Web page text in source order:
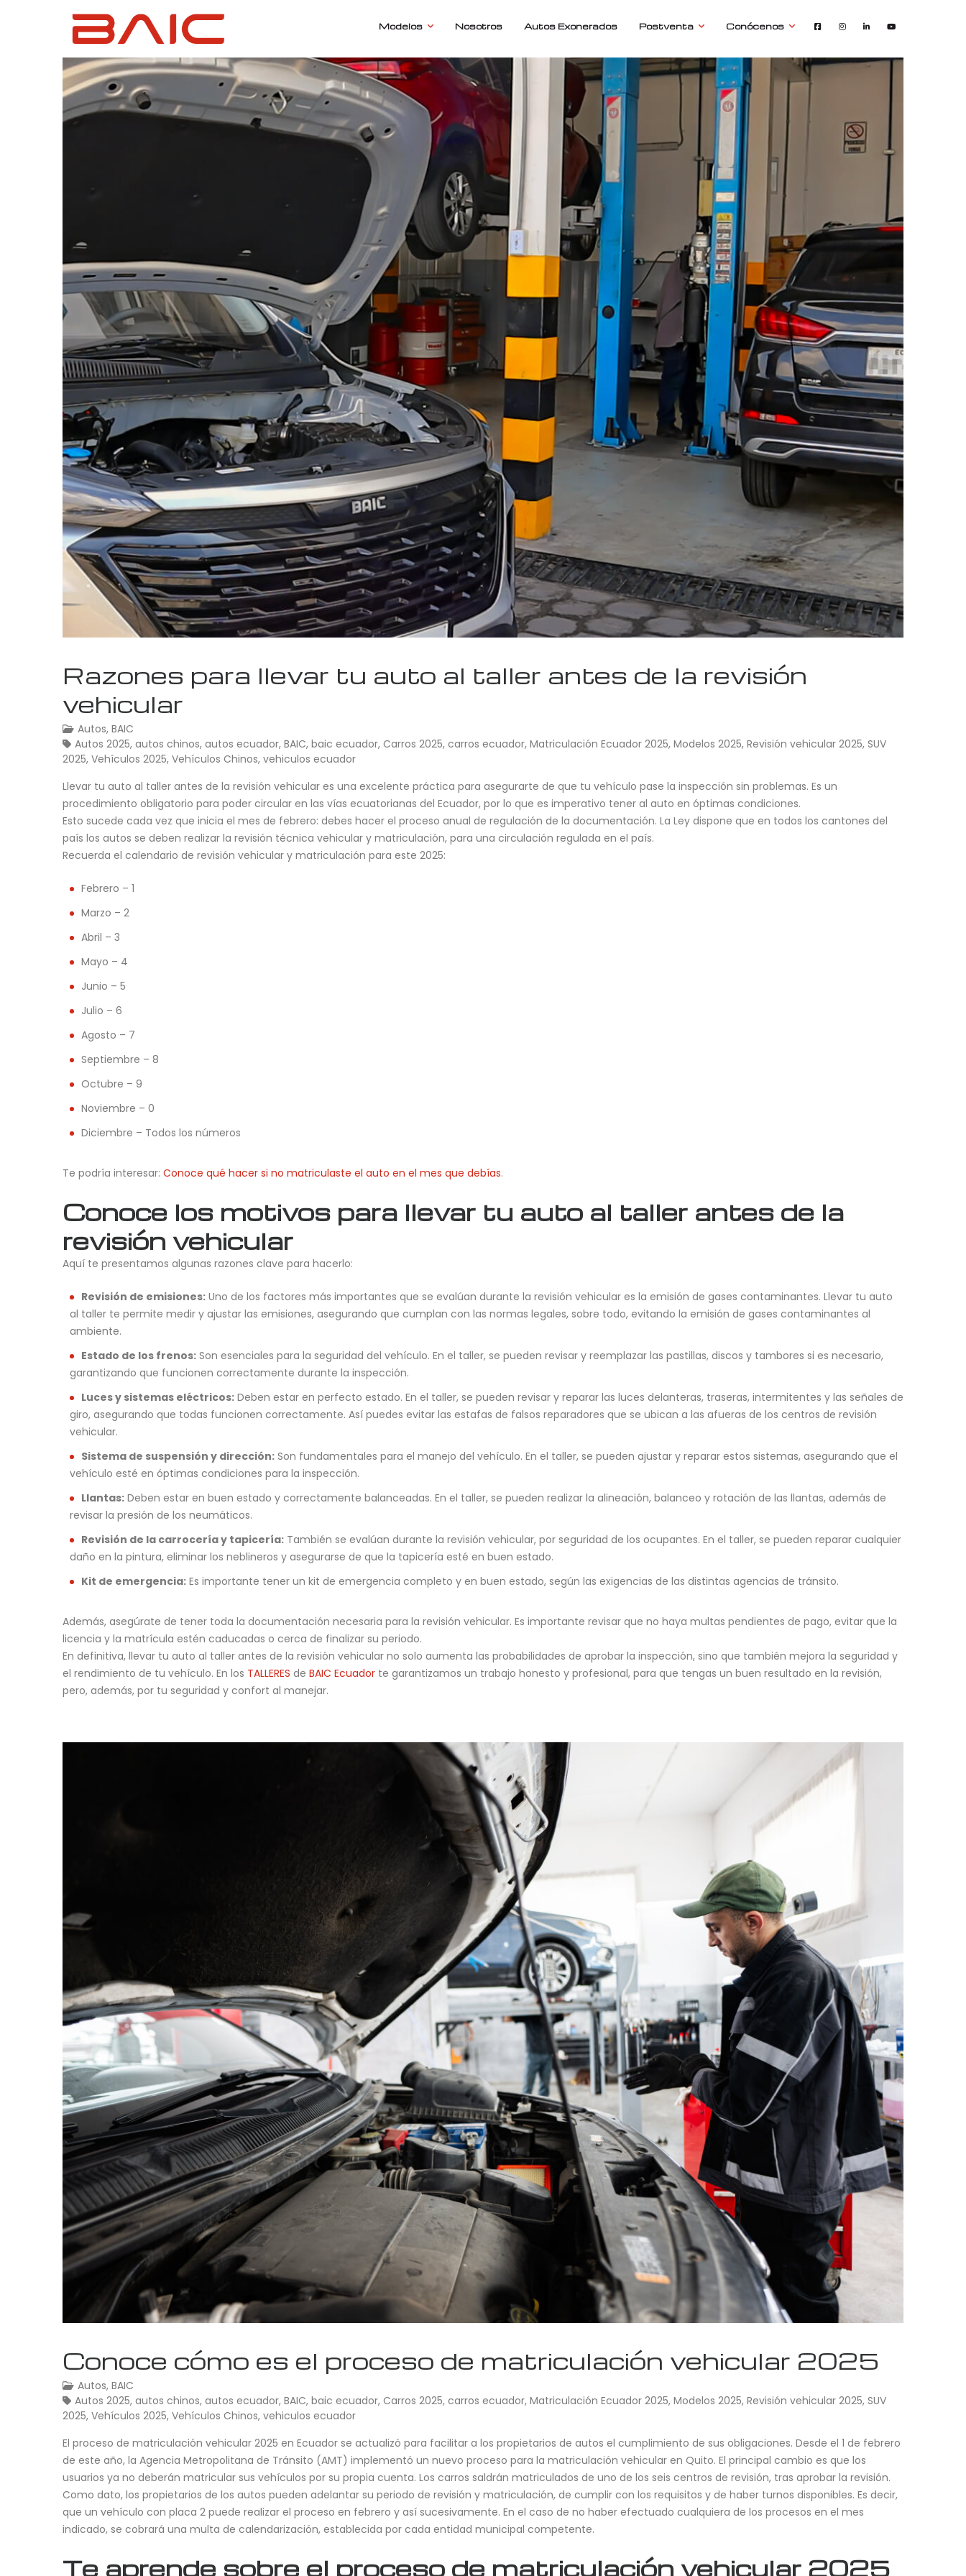
Modelos Nosotros Autos Exonerados Postventa Conócenos
Razones para llevar tu auto al taller antes de la revisión
vehicular
Autos, BAIC
Autos 2025, autos chinos, autos ecuador, BAIC, baic ecuador, Carros 2025, carros ecuador, Matriculación Ecuador 2025, Modelos 2025, Revisión vehicular 2025, SUV
2025, Vehículos 2025, Vehículos Chinos, vehiculos ecuador
Llevar tu auto al taller antes de la revisión vehicular es una excelente práctica para asegurarte de que tu vehículo pase la inspección sin problemas. Es un
procedimiento obligatorio para poder circular en las vías ecuatorianas del Ecuador, por lo que es imperativo tener al auto en óptimas condiciones.
Esto sucede cada vez que inicia el mes de febrero: debes hacer el proceso anual de regulación de la documentación. La Ley dispone que en todos los cantones del
país los autos se deben realizar la revisión técnica vehicular y matriculación, para una circulación regulada en el país.
Recuerda el calendario de revisión vehicular y matriculación para este 2025:
Febrero – 1
Marzo – 2
Abril – 3
Mayo – 4
Junio – 5
Julio – 6
Agosto – 7
Septiembre – 8
Octubre – 9
Noviembre – 0
Diciembre – Todos los números
Te podría interesar: Conoce qué hacer si no matriculaste el auto en el mes que debías.
Conoce los motivos para llevar tu auto al taller antes de la
revisión vehicular
Aquí te presentamos algunas razones clave para hacerlo:
Revisión de emisiones: Uno de los factores más importantes que se evalúan durante la revisión vehicular es la emisión de gases contaminantes. Llevar tu auto
al taller te permite medir y ajustar las emisiones, asegurando que cumplan con las normas legales, sobre todo, evitando la emisión de gases contaminantes al
ambiente.
Estado de los frenos: Son esenciales para la seguridad del vehículo. En el taller, se pueden revisar y reemplazar las pastillas, discos y tambores si es necesario,
garantizando que funcionen correctamente durante la inspección.
Luces y sistemas eléctricos: Deben estar en perfecto estado. En el taller, se pueden revisar y reparar las luces delanteras, traseras, intermitentes y las señales de
giro, asegurando que todas funcionen correctamente. Así puedes evitar las estafas de falsos reparadores que se ubican a las afueras de los centros de revisión
vehicular.
Sistema de suspensión y dirección: Son fundamentales para el manejo del vehículo. En el taller, se pueden ajustar y reparar estos sistemas, asegurando que el
vehículo esté en óptimas condiciones para la inspección.
Llantas: Deben estar en buen estado y correctamente balanceadas. En el taller, se pueden realizar la alineación, balanceo y rotación de las llantas, además de
revisar la presión de los neumáticos.
Revisión de la carrocería y tapicería: También se evalúan durante la revisión vehicular, por seguridad de los ocupantes. En el taller, se pueden reparar cualquier
daño en la pintura, eliminar los neblineros y asegurarse de que la tapicería esté en buen estado.
Kit de emergencia: Es importante tener un kit de emergencia completo y en buen estado, según las exigencias de las distintas agencias de tránsito.
Además, asegúrate de tener toda la documentación necesaria para la revisión vehicular. Es importante revisar que no haya multas pendientes de pago, evitar que la
licencia y la matrícula estén caducadas o cerca de finalizar su periodo.
En definitiva, llevar tu auto al taller antes de la revisión vehicular no solo aumenta las probabilidades de aprobar la inspección, sino que también mejora la seguridad y
el rendimiento de tu vehículo. En los TALLERES de BAIC Ecuador te garantizamos un trabajo honesto y profesional, para que tengas un buen resultado en la revisión,
pero, además, por tu seguridad y confort al manejar.
Conoce cómo es el proceso de matriculación vehicular 2025
Autos, BAIC
Autos 2025, autos chinos, autos ecuador, BAIC, baic ecuador, Carros 2025, carros ecuador, Matriculación Ecuador 2025, Modelos 2025, Revisión vehicular 2025, SUV
2025, Vehículos 2025, Vehículos Chinos, vehiculos ecuador
El proceso de matriculación vehicular 2025 en Ecuador se actualizó para facilitar a los propietarios de autos el cumplimiento de sus obligaciones. Desde el 1 de febrero
de este año, la Agencia Metropolitana de Tránsito (AMT) implementó un nuevo proceso para la matriculación vehicular en Quito. El principal cambio es que los
usuarios ya no deberán matricular sus vehículos por su propia cuenta. Los carros saldrán matriculados de uno de los seis centros de revisión, tras aprobar la revisión.
Como dato, los propietarios de los autos pueden adelantar su periodo de revisión y matriculación, de cumplir con los requisitos y de haber turnos disponibles. Es decir,
que un vehículo con placa 2 puede realizar el proceso en febrero y así sucesivamente. En el caso de no haber efectuado cualquiera de los procesos en el mes
indicado, se cobrará una multa de calendarización, establecida por cada entidad municipal competente.
Te aprende sobre el proceso de matriculación vehicular 2025